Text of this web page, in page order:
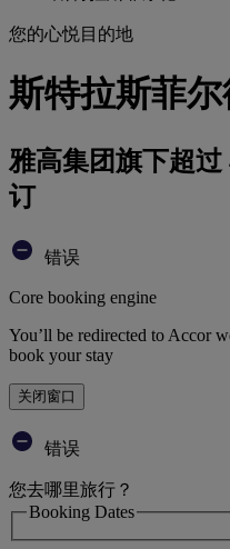
您的心悦目的地
斯特拉斯菲
雅高集团旗下超
订
错误
Core booking engine
You’ll be redirected to Accor
book your stay
关闭窗口
错误
您去哪里旅行？
Booking Dates